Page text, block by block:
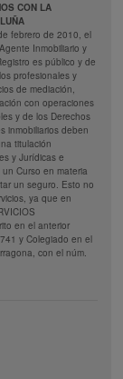
CON LA
febrero de 2010, el
Inmobiliario y
es público y de
profesionales y
de mediación,
con operaciones
y de los Derechos
inmobiliarios deben
titulación
y Jurídicas e
Curso en materia
un seguro. Esto no
ya que en
en el anterior
y Colegiado en el
con el núm.